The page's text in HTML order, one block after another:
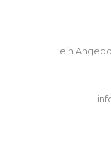
ein